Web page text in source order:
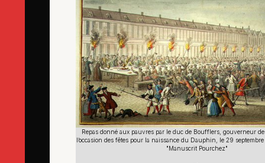
Repas donné aux pauvres par le duc de Boufflers, gouverneur
l’occasion des fêtes pour la naissance du Dauphin, le 29
"Manuscrit Pourchez"